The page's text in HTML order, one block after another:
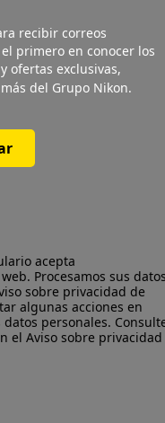
recibir correos
primero en conocer los
ofertas exclusivas,
del Grupo Nikon.
acepta
Procesamos sus
sobre privacidad de
algunas acciones en
personales.
el Aviso sobre privacidad